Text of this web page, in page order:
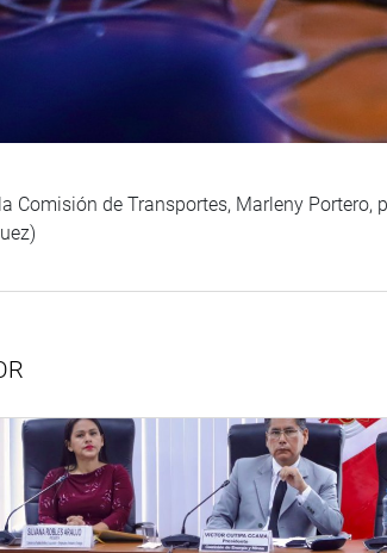
Comisión de Transportes, Marleny